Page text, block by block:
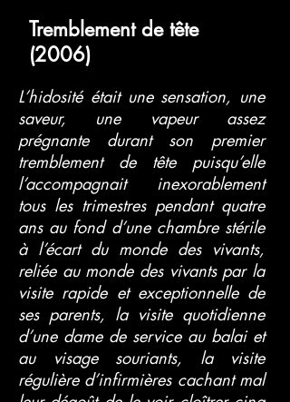
Tremblement de tête
(2006)
L’hidosité était une sensation, une
saveur, une vapeur assez
prégnante durant son premier
tremblement de tête puisqu’elle
l’accompagnait inexorablement
tous les trimestres pendant quatre
ans au fond d’une chambre stérile
à l’écart du monde des vivants,
reliée au monde des vivants par la
visite rapide et exceptionnelle de
ses parents, la visite quotidienne
d’une dame de service au balai et
au visage souriants, la visite
régulière d’infirmières cachant mal